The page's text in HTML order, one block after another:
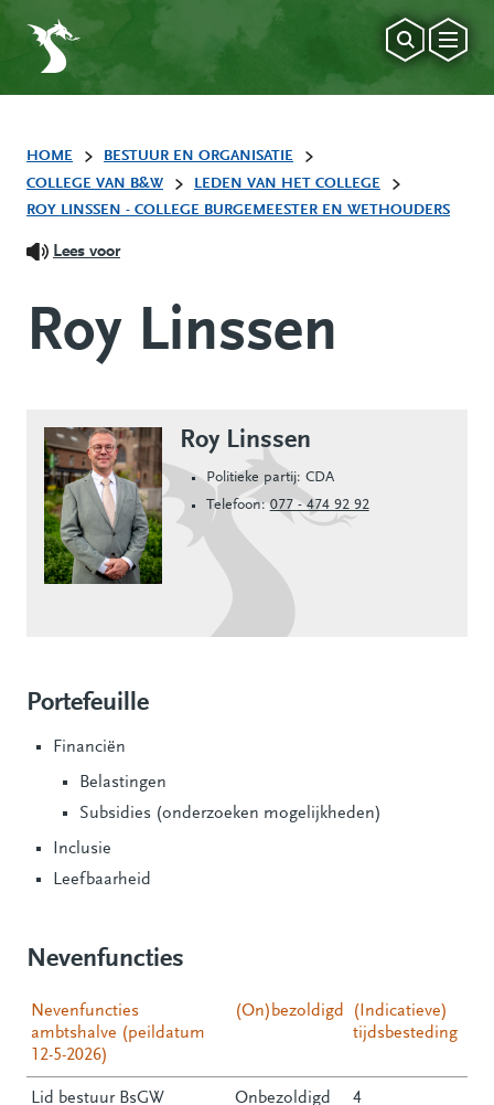
HOME
BESTUUR EN ORGANISATIE
COLLEGE VAN B&W
LEDEN VAN HET COLLEGE
ROY LINSSEN - COLLEGE BURGEMEESTER EN WETHOUDERS
Lees voor
Roy Linssen
Roy Linssen
Politieke partij: CDA
Telefoon:077 - 474 92 92
Portefeuille
Financiën
Belastingen
Subsidies (onderzoeken mogelijkheden)
Inclusie
Leefbaarheid
Nevenfuncties
Nevenfuncties
ambtshalve (peildatum
12-5-2026)
(On)bezoldigd
(Indicatieve)
tijdsbesteding
Lid bestuur BsGW Onbezoldigd
4